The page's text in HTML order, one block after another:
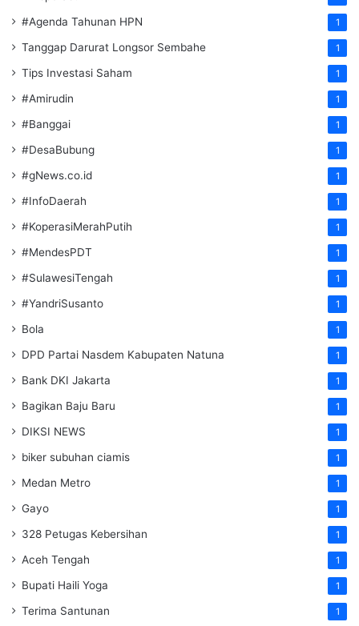
#Agenda Tahunan HPN 1
Tanggap Darurat Longsor Sembahe 1
Tips Investasi Saham 1
#Amirudin 1
#Banggai 1
#DesaBubung 1
#gNews.co.id 1
#InfoDaerah 1
#KoperasiMerahPutih 1
#MendesPDT 1
#SulawesiTengah 1
#YandriSusanto 1
Bola 1
DPD Partai Nasdem Kabupaten Natuna 1
Bank DKI Jakarta 1
Bagikan Baju Baru 1
DIKSI NEWS 1
biker subuhan ciamis 1
Medan Metro 1
Gayo 1
328 Petugas Kebersihan 1
Aceh Tengah 1
Bupati Haili Yoga 1
Terima Santunan 1